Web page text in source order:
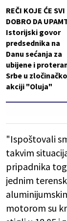
REČI KOJE ĆE SVI
DOBRO DA
Istorijski govor
predsednika na
Danu sećanja za
ubijene i
Srbe u
akciji "Oluja"
"Ispoštovali
takvim
pripadnika
jednim
motorom su